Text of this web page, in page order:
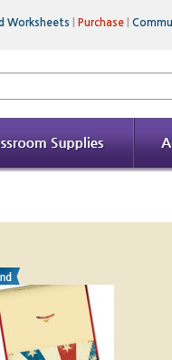
Worksheets Purchase